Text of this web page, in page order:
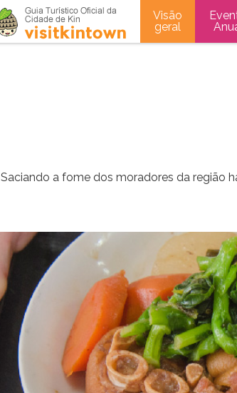
Visão
geral
Saciando a fome dos moradores da região